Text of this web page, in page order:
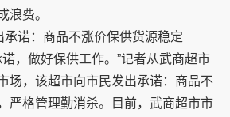
浪费。
诺：商品不涨价保供货源稳定
，做好保供工作。”记者从武商超市
场，该超市向市民发出承诺：商品不
严格管理勤消杀。目前，武商超市市